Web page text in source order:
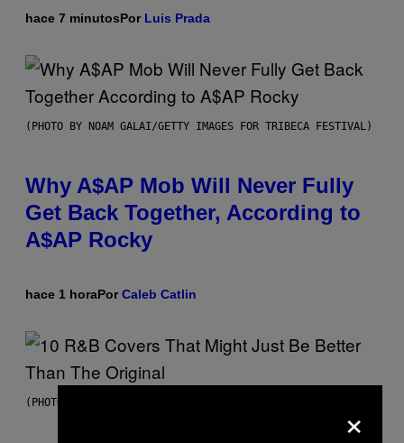
hace 7 minutosPor Luis Prada
(PHOTO BY NOAM GALAI/GETTY IMAGES FOR TRIBECA FESTIVAL)
Why A$AP Mob Will Never Fully
Get Back Together, According to
A$AP Rocky
hace 1 horaPorCaleb Catlin
(PHOTO BY EBET ROBERTS/REDFERNS) ×